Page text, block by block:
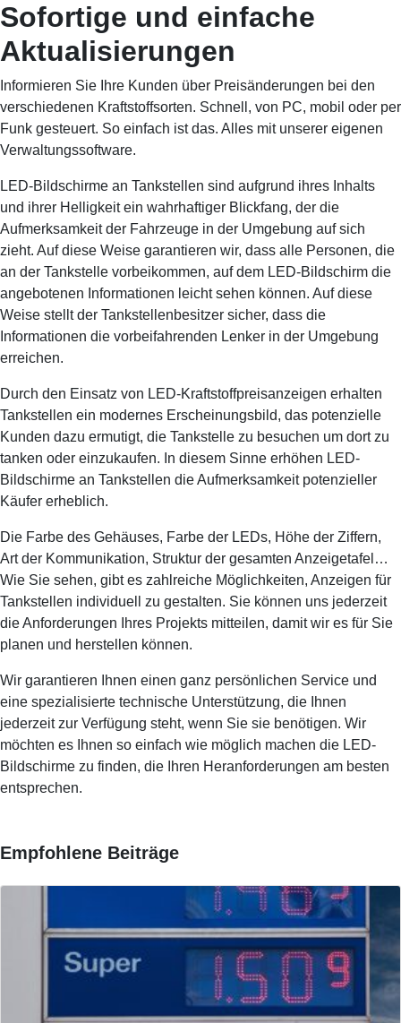
Sofortige und einfache
Aktualisierungen
Informieren Sie Ihre Kunden über Preisänderungen bei den
verschiedenen Kraftstoffsorten. Schnell, von PC, mobil oder per
Funk gesteuert. So einfach ist das. Alles mit unserer eigenen
Verwaltungssoftware.
LED-Bildschirme an Tankstellen sind aufgrund ihres Inhalts
und ihrer Helligkeit ein wahrhaftiger Blickfang, der die
Aufmerksamkeit der Fahrzeuge in der Umgebung auf sich
zieht. Auf diese Weise garantieren wir, dass alle Personen, die
an der Tankstelle vorbeikommen, auf dem LED-Bildschirm die
angebotenen Informationen leicht sehen können. Auf diese
Weise stellt der Tankstellenbesitzer sicher, dass die
Informationen die vorbeifahrenden Lenker in der Umgebung
erreichen.
Durch den Einsatz von LED-Kraftstoffpreisanzeigen erhalten
Tankstellen ein modernes Erscheinungsbild, das potenzielle
Kunden dazu ermutigt, die Tankstelle zu besuchen um dort zu
tanken oder einzukaufen. In diesem Sinne erhöhen LED-
Bildschirme an Tankstellen die Aufmerksamkeit potenzieller
Käufer erheblich.
Die Farbe des Gehäuses, Farbe der LEDs, Höhe der Ziffern,
Art der Kommunikation, Struktur der gesamten Anzeigetafel…
Wie Sie sehen, gibt es zahlreiche Möglichkeiten, Anzeigen für
Tankstellen individuell zu gestalten. Sie können uns jederzeit
die Anforderungen Ihres Projekts mitteilen, damit wir es für Sie
planen und herstellen können.
Wir garantieren Ihnen einen ganz persönlichen Service und
eine spezialisierte technische Unterstützung, die Ihnen
jederzeit zur Verfügung steht, wenn Sie sie benötigen. Wir
möchten es Ihnen so einfach wie möglich machen die LED-
Bildschirme zu finden, die Ihren Heranforderungen am besten
entsprechen.
Empfohlene Beiträge